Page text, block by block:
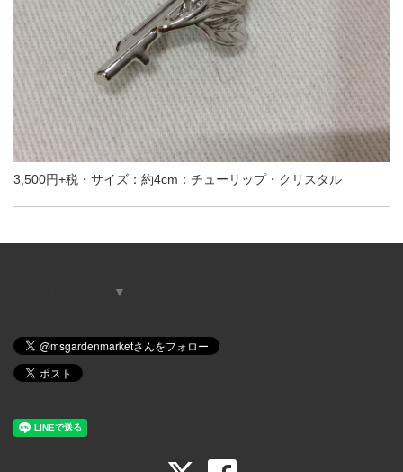
3,500円+税・サイズ：約4cm：チューリップ・クリスタル
▼